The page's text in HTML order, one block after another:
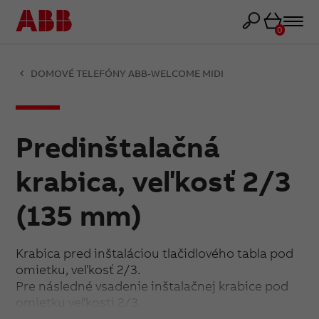
Košík
0
DOMOVÉ TELEFÓNY ABB-WELCOME MIDI
Predinštalačná
krabica, veľkosť 2/3
(135 mm)
Krabica pred inštaláciou tlačidlového tabla pod
omietku, veľkosť 2/3.
Pre následné vsadenie inštalačnej krabice pod
omietku veľkosti 2/3.